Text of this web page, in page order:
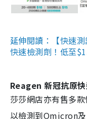
延伸閱讀：【快速
快速檢測劑！低至
Reagen 新冠抗原
莎莎網店亦有售多
以檢測到Omicron